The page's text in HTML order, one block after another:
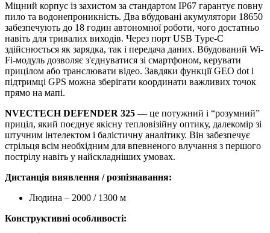
Міцний корпус із захистом за стандартом IP67 гарантує повну
пило та водонепроникність. Два вбудовані акумулятори 18650
забезпечують до 18 годин автономної роботи, чого достатньо
навіть для тривалих виходів. Через порт USB Type-C
здійснюється як зарядка, так і передача даних. Вбудований Wi-
Fi-модуль дозволяє з'єднуватися зі смартфоном, керувати
прицілом або транслювати відео. Завдяки функції GEO dot і
підтримці GPS можна зберігати координати важливих точок
прямо на мапі.
NVECTECH DEFENDER 325 — це потужний і “розумний”
приціл, який поєднує якісну тепловізійну оптику, далекомір зі
штучним інтелектом і балістичну аналітику. Він забезпечує
стрільця всім необхідним для впевненого влучання з першого
пострілу навіть у найскладніших умовах.
Дистанція виявлення / розпізнавання:
Людина – 2000 / 1300 м
Конструктивні особливості: